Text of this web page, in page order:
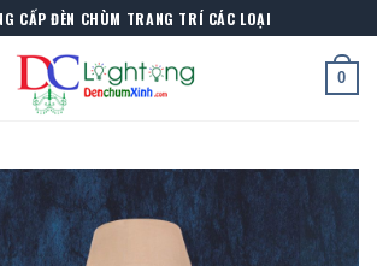
CẤP ĐÈN CHÙM TRANG TRÍ CÁC LOẠI
0